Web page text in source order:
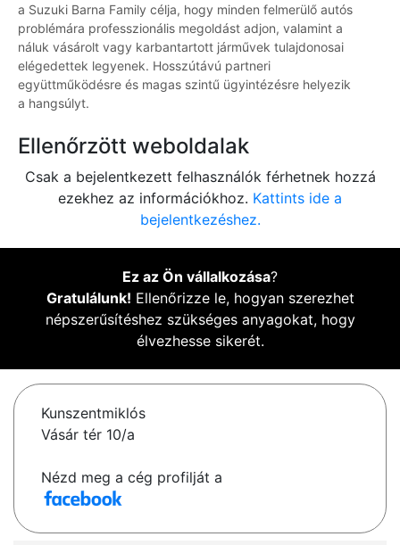
a Suzuki Barna Family célja, hogy minden felmerülő autós
problémára professzionális megoldást adjon, valamint a
náluk vásárolt vagy karbantartott járművek tulajdonosai
elégedettek legyenek. Hosszútávú partneri
együttműködésre és magas szintű ügyintézésre helyezik
a hangsúlyt.
Ellenőrzött weboldalak
Csak a bejelentkezett felhasználók férhetnek hozzá
ezekhez az információkhoz. Kattints ide a
bejelentkezéshez.
Ez az Ön vállalkozása?
Gratulálunk! Ellenőrizze le, hogyan szerezhet
népszerűsítéshez szükséges anyagokat, hogy
élvezhesse sikerét.
Kunszentmiklós
Vásár tér 10/a
Nézd meg a cég profilját a